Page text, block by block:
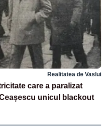
Realitatea de Vaslui
care a paralizat
unicul blackout